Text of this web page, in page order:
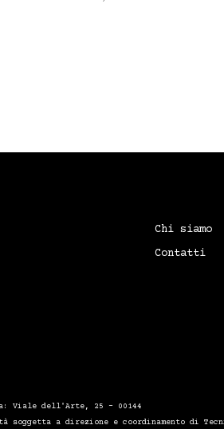
Chi siamo
Contatti
Viale dell'Arte, 25 - 00144
a direzione e coordinamento di